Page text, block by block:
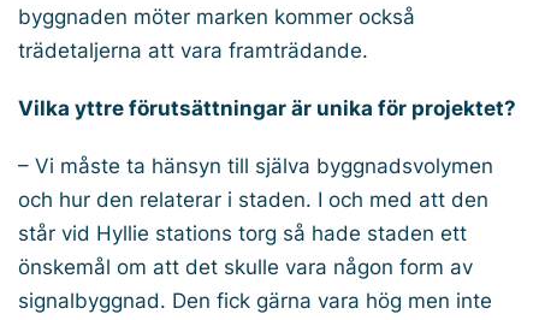
byggnaden möter marken kommer också
trädetaljerna att vara framträdande.
Vilka yttre förutsättningar är unika för projektet?
– Vi måste ta hänsyn till själva byggnadsvolymen
och hur den relaterar i staden. I och med att den
står vid Hyllie stations torg så hade staden ett
önskemål om att det skulle vara någon form av
signalbyggnad. Den fick gärna vara hög men inte